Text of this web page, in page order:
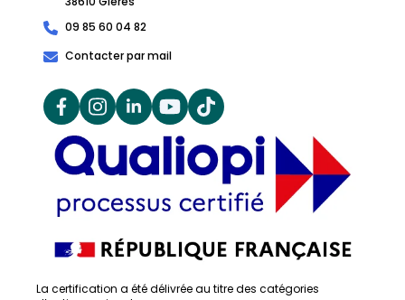
09 85 60 04 82
Contacter par mail
La certification a été délivrée au titre des catégories